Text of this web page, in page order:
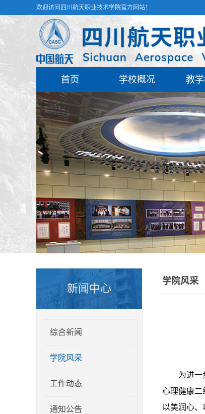
欢迎访问四川航天职业技术学院官方网站！
首页 学校概况 教
新闻中心
综合新闻
学院风采
工作动态
通知公告
学院风采
为进一
心理健康二
以美润心、